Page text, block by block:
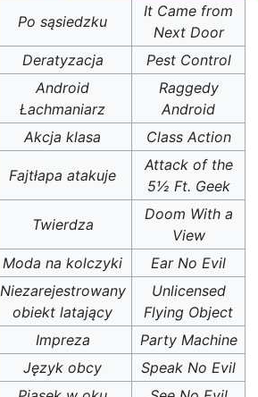
Po sąsiedzku
It Came from
Next Door
Deratyzacja
Pest Control
Android
Łachmaniarz
Raggedy
Android
Akcja klasa
Class Action
Fajtłapa atakuje
Attack of the
5½ Ft. Geek
Twierdza
Doom With a
View
Moda na kolczyki
Ear No Evil
Niezarejestrowany
obiekt latający
Unlicensed
Flying Object
Impreza
Party Machine
Język obcy
Speak No Evil